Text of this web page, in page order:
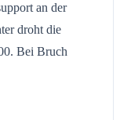
an der
droht die
Bei Bruch